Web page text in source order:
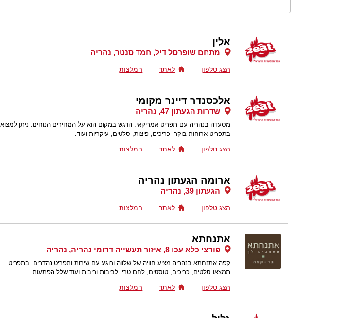
אלין
מתחם שופרסל דיל, חמד סנטר, נהריה
הצג טלפון לאתר המלצות
אלכסנדר דיינר מקומי
שדרות הגעתון 47, נהריה
מסעדה בנהריה עם תפריט אמריקאי. הדגש במקום הוא על המחירים הנוחים. ניתן למצוא
בתפריט ארוחות בוקר, כריכים, פיצות, סלטים, עיקריות ועוד.
הצג טלפון לאתר המלצות
ארומה הגעתון נהריה
הגעתון 39, נהריה
הצג טלפון לאתר המלצות
אתנחתא
פורצי כלא עכו 8, איזור תעשייה דרומי נהריה, נהריה
קפה אתנחתא בנהריה מציע חוויה של שלווה ורוגע עם שירות ותפריט נהדרים. בתפריט
תמצאו סלטים, כריכים, טוסטים, לחם טרי, לביבות וריבות ועוד שלל הפתעות.
הצג טלפון לאתר המלצות